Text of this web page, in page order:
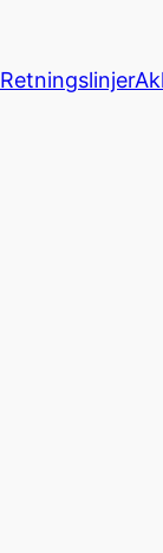
Retningslinjer